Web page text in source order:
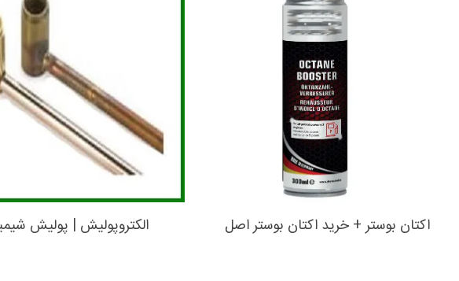
اکتان بوستر + خرید اکتان بوستر اصل الکتروپولیش | پولیش